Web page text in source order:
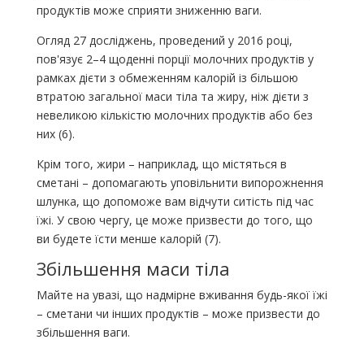
продуктів може сприяти зниженню ваги.
Огляд 27 досліджень, проведений у 2016 році,
пов'язує 2–4 щоденні порції молочних продуктів у
рамках дієти з обмеженням калорій із більшою
втратою загальної маси тіла та жиру, ніж дієти з
невеликою кількістю молочних продуктів або без
них (6).
Крім того, жири – наприклад, що містяться в
сметані – допомагають уповільнити випорожнення
шлунка, що допоможе вам відчути ситість під час
їжі. У свою чергу, це може призвести до того, що
ви будете їсти менше калорій (7).
Збільшення маси тіла
Майте на увазі, що надмірне вживання будь-якої їжі
– сметани чи інших продуктів – може призвести до
збільшення ваги.